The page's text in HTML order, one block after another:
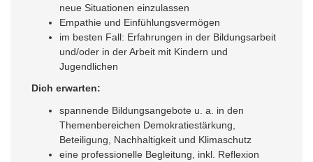
neue Situationen einzulassen
Empathie und Einfühlungsvermögen
im besten Fall: Erfahrungen in der Bildungsarbeit
und/oder in der Arbeit mit Kindern und
Jugendlichen
Dich erwarten:
spannende Bildungsangebote u. a. in den
Themenbereichen Demokratiestärkung,
Beteiligung, Nachhaltigkeit und Klimaschutz
eine professionelle Begleitung, inkl. Reflexion